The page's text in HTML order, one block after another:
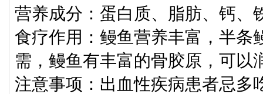
营养成分：蛋白质、脂肪、钙、
食疗作用：鳗鱼营养丰富，半条
需，鳗鱼有丰富的骨胶原，可以
注意事项：出血性疾病患者忌多